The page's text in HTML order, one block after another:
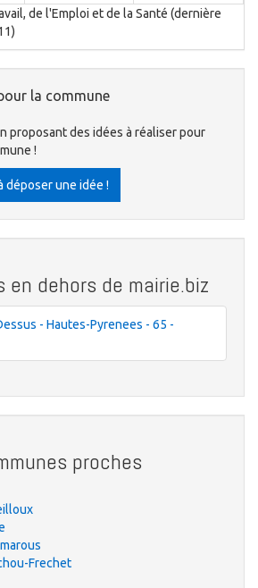
de l'Emploi et de la Santé (dernière
la commune
proposant des idées à réaliser pour
!
déposer une idée !
en dehors de mairie.biz
- Hautes-Pyrenees - 65 -
proches
Frechet